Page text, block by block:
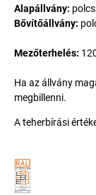
Alapállvány:
Bővítőállvány:
Mezőterhelés:
Ha az állvány
megbillenni.
A teherbírási